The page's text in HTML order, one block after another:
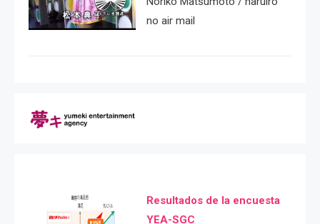
no air mail
Resultados de la encuesta
YEA-SGC